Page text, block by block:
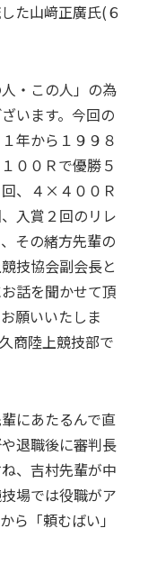
た山﨑正廣氏(６
・この人」の為
います。今回の
年から１９９８
００Ｒで優勝５
、４×４００Ｒ
入賞２回のリレ
その緒方先輩の
技協会副会長と
話を聞かせて頂
願いいたしま
商陸上競技部で
にあたるんで直
退職後に審判長
、吉村先輩が中
場では役職がア
ら「頼むばい」